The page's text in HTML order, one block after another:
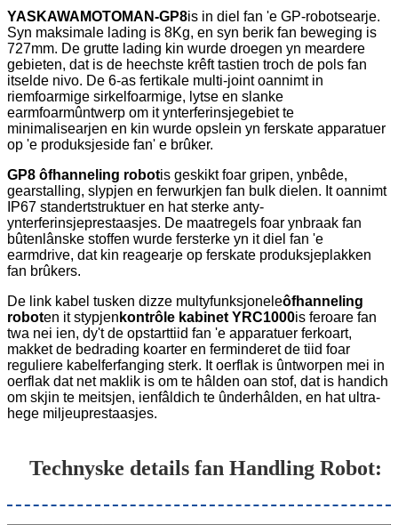
YASKAWA MOTOMAN-GP8is in diel fan 'e GP-robotsearje.
Syn maksimale lading is 8Kg, en syn berik fan beweging is
727mm. De grutte lading kin wurde droegen yn meardere
gebieten, dat is de heechste krêft tastien troch de pols fan
itselde nivo. De 6-as fertikale multi-joint oannimt in
riemfoarmige sirkelfoarmige, lytse en slanke
earmfoarmûntwerp om it ynterferinsjegebiet te
minimalisearjen en kin wurde opslein yn ferskate apparatuer
op 'e produksjeside fan' e brûker.
GP8 ôfhanneling robotis geskikt foar gripen, ynbêde,
gearstalling, slypjen en ferwurkjen fan bulk dielen. It oannimt
IP67 standertstruktuer en hat sterke anty-
ynterferinsjeprestaasjes. De maatregels foar ynbraak fan
bûtenlânske stoffen wurde fersterke yn it diel fan 'e
earmdrive, dat kin reagearje op ferskate produksjeplakken
fan brûkers.
De link kabel tusken dizze multyfunksjoneleôfhanneling
roboten it stypjen kontrôle kabinet YRC1000is feroare fan
twa nei ien, dy't de opstarttiid fan 'e apparatuer ferkoart,
makket de bedrading koarter en ferminderet de tiid foar
reguliere kabelferfanging sterk. It oerflak is ûntworpen mei in
oerflak dat net maklik is om te hâlden oan stof, dat is handich
om skjin te meitsjen, ienfâldich te ûnderhâlden, en hat ultra-
hege miljeuprestaasjes.
Technyske details fan Handling Robot: